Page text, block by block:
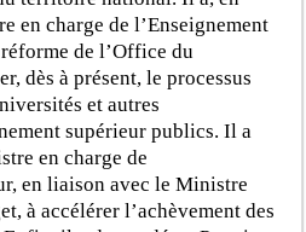
en charge de l’Enseignement
de l’Office du
dès à présent, le processus
et autres
supérieur publics. Il a
en charge de
en liaison avec le Ministre
à accélérer l’achèvement des